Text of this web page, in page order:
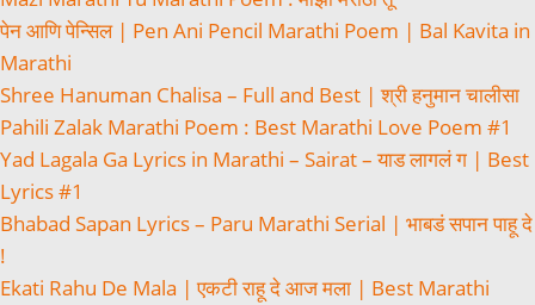
पेन आणि पेन्सिल | Pen Ani Pencil Marathi Poem | Bal Kavita in
Marathi
Shree Hanuman Chalisa – Full and Best | श्री हनुमान चालीसा
Pahili Zalak Marathi Poem : Best Marathi Love Poem #1
Yad Lagala Ga Lyrics in Marathi – Sairat – याड लागलं ग | Best
Lyrics #1
Bhabad Sapan Lyrics – Paru Marathi Serial | भाबडं सपान पाहू दे
!
Ekati Rahu De Mala | एकटी राहू दे आज मला | Best Marathi